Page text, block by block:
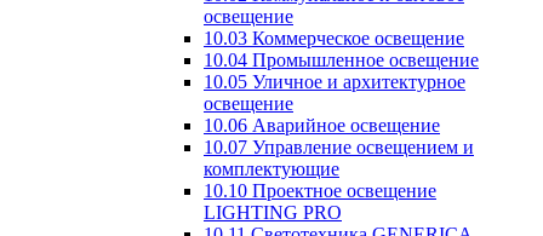
освещение
10.03 Коммерческое освещение
10.04 Промышленное освещение
10.05 Уличное и архитектурное
освещение
10.06 Аварийное освещение
10.07 Управление освещением и
комплектующие
10.10 Проектное освещение
LIGHTING PRO